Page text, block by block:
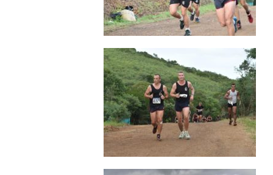
NOUVELLE-
CALÉDONIE